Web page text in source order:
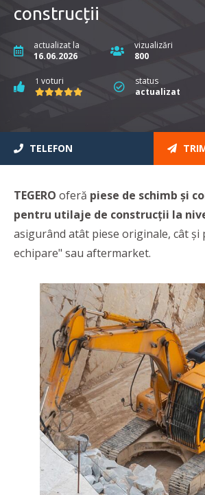
construcții
actualizat la
16.06.2026
vizualizări
800
1 voturi
status
actualizat
TELEFON
TEGERO oferă piese de schimb și
pentru utilaje de construcții la
asigurând atât piese originale, cât și
echipare" sau aftermarket.